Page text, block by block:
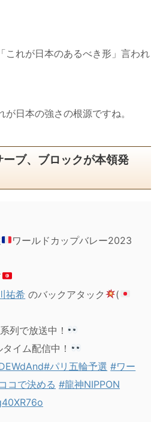
これが日本のあるべき形」言われ
が日本の強さの根源ですね。
ブ、ブロックが本領発
ワールドカップバレー2023
祐希 のバックアタック
(
列で放送中！
イム配信中！
#パリ五輪予選 #ワー
コで決める #龍神NIPPON